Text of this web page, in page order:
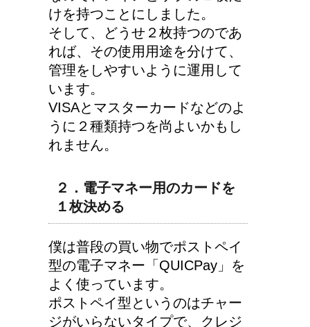
リンパに転移した場合、
余命って極端に短くなる
の？
猫の長毛は雑種でも可愛
けを持つことにしました。
そして、どうせ２枚持つのであ
れば、その使用用途を分けて、
管理をしやすいように運用して
います。
VISAとマスターカードなどのよ
うに２種類持つを尚よいかもし
れません。
２．電子マネー用のカードを
１枚決める
僕は普段の買い物でポストペイ
型の電子マネー「QUICPay」を
よく使っています。
ポストペイ型というのはチャー
ジがいらないタイプで、クレジ